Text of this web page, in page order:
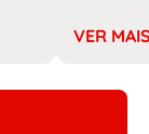
VER